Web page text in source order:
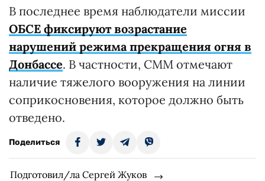
В последнее время наблюдатели миссии
ОБСЕ фиксируют возрастание
нарушений режима прекращения огня в
Донбассе. В частности, СММ отмечают
наличие тяжелого вооружения на линии
соприкосновения, которое должно быть
отведено.
Поделиться
Подготовил/ла Сергей Жуков